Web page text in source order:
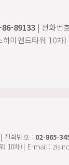
89133 | 전화번
이엔드타워 10
| 전화번호 : 02-865-
10차) | E-mail :